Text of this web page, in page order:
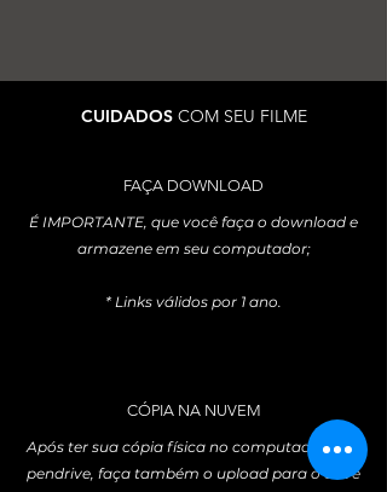
CUIDADOS COM SEU FILME
FAÇA DOWNLOAD
É IMPORTANTE, que você faça o download e
armazene em seu computador;
* Links válidos por 1 ano.
CÓPIA NA NUVEM
Após ter sua cópia física no computador e/ou
pendrive, faça também o upload para o drive